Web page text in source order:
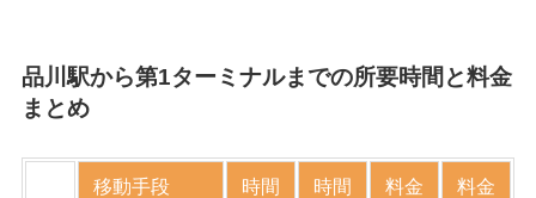
品川駅から第1ターミナルまでの所要時間と料金
まとめ
移動手段
時間
時間
料金
料金